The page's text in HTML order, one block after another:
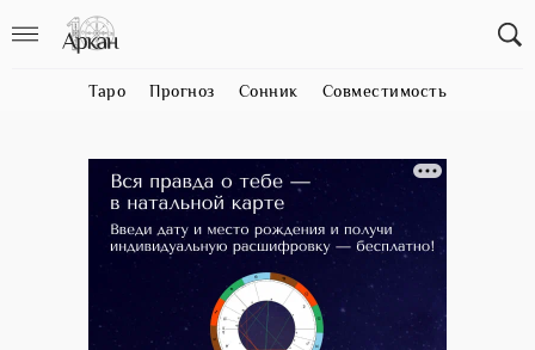
Таро Прогноз Сонник Совместимость